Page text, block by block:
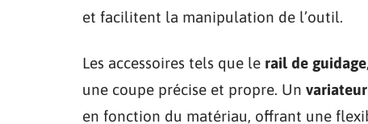
et facilitent la manipulation de l’outil.
Les accessoires tels que le rail de guidage
une coupe précise et propre. Un
en fonction du matériau, offrant une